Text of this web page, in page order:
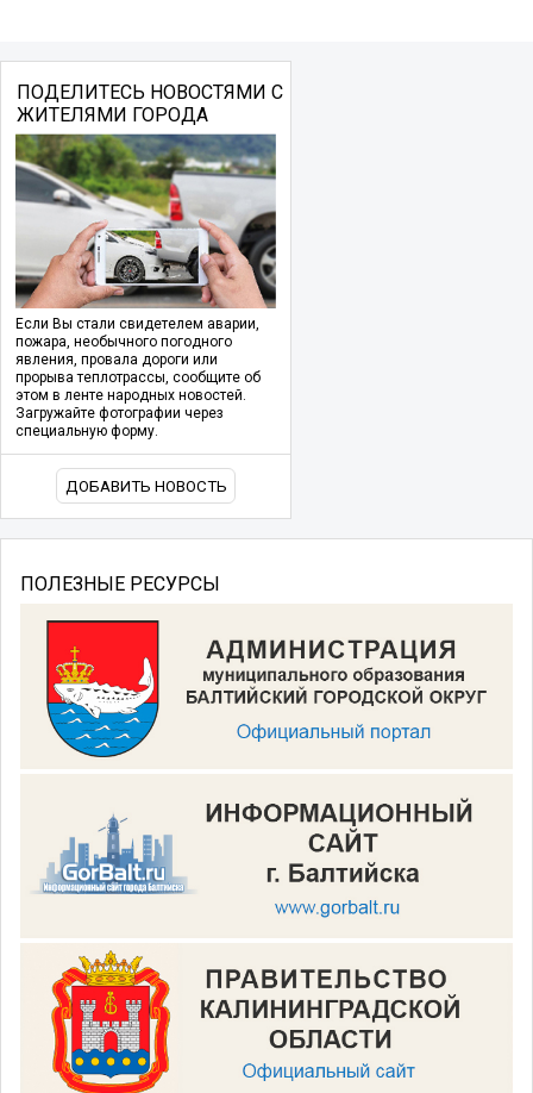
ПОДЕЛИТЕСЬ НОВОСТЯМИ С
ЖИТЕЛЯМИ ГОРОДА
Если Вы стали свидетелем аварии,
пожара, необычного погодного
явления, провала дороги или
прорыва теплотрассы, сообщите об
этом в ленте народных новостей.
Загружайте фотографии через
специальную форму.
ДОБАВИТЬ НОВОСТЬ
ПОЛЕЗНЫЕ РЕСУРСЫ